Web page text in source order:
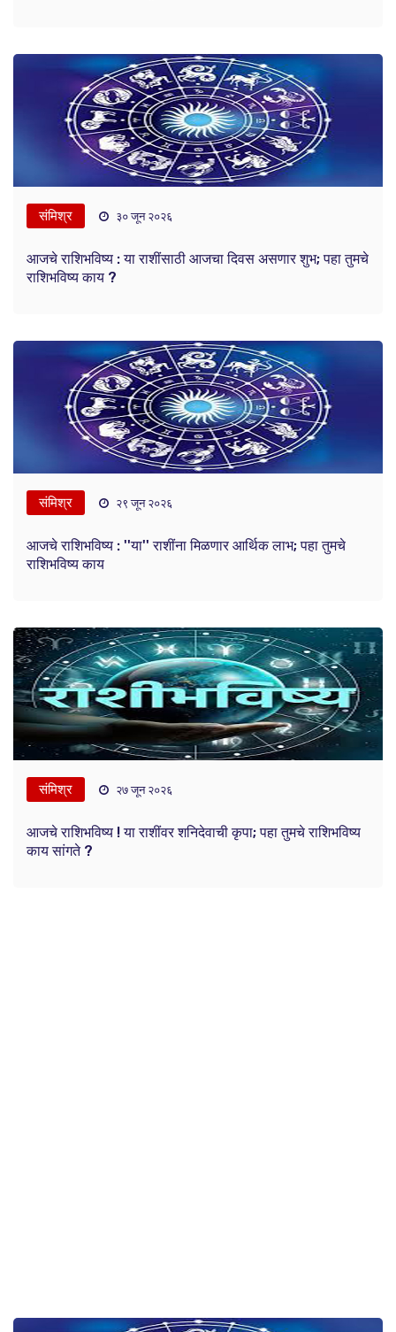
संमिश्र ३० जून २०२६
आजचे राशिभविष्य : या राशींसाठी आजचा दिवस असणार शुभ; पहा तुमचे
राशिभविष्य काय ?
संमिश्र २९ जून २०२६
आजचे राशिभविष्य : ''या'' राशींना मिळणार आर्थिक लाभ; पहा तुमचे
राशिभविष्य काय
संमिश्र २७ जून २०२६
आजचे राशिभविष्य ! या राशींवर शनिदेवाची कृपा; पहा तुमचे राशिभविष्य
काय सांगते ?